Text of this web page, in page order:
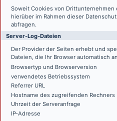
Soweit Cookies von
hierüber im Rahmen dieser
abfragen.
Server-Log-Dateien
Der Provider der Seiten erhebt und
Dateien, die Ihr Browser automatisch
Browsertyp und Browserversion
verwendetes Betriebssystem
Referrer URL
Hostname des zugreifenden Rechners
Uhrzeit der Serveranfrage
IP-Adresse